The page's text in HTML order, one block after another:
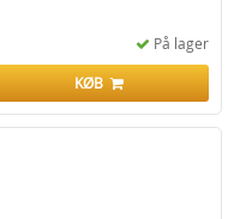
På lager
KØB